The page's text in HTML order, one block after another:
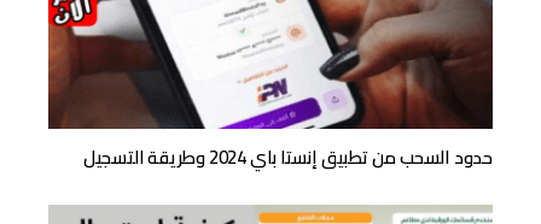
حدود السحب من تطبيق إنستا باي 2024 وطريقة التسجيل